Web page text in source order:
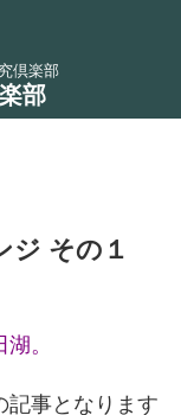
倶楽部
部
ジ その１
。
記事となります